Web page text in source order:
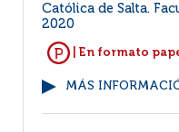
Católica de Salta.
2020
| En formato
MÁS